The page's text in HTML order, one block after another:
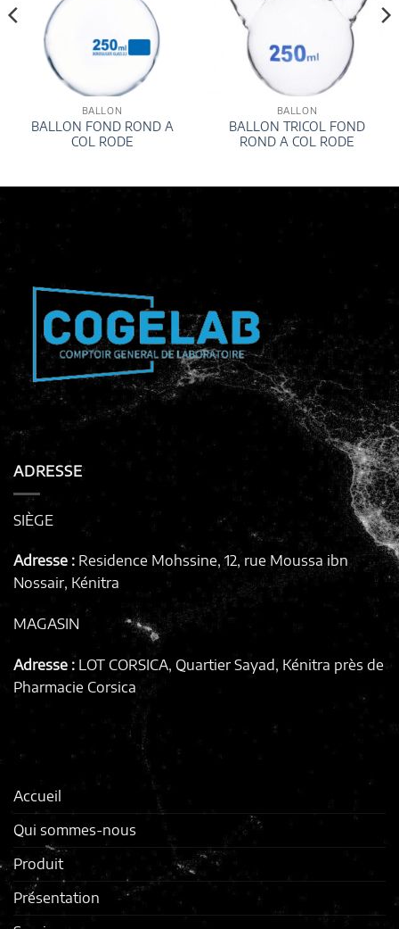
BALLON
BALLON FOND ROND A
COL RODE
BALLON
BALLON TRICOL FOND
ROND A COL RODE
ADRESSE
SIÈGE
Adresse : Residence Mohssine, 12, rue Moussa ibn
Nossair, Kénitra
MAGASIN
Adresse : LOT CORSICA, Quartier Sayad, Kénitra près de
Pharmacie Corsica
Accueil
Qui sommes-nous
Produit
Présentation